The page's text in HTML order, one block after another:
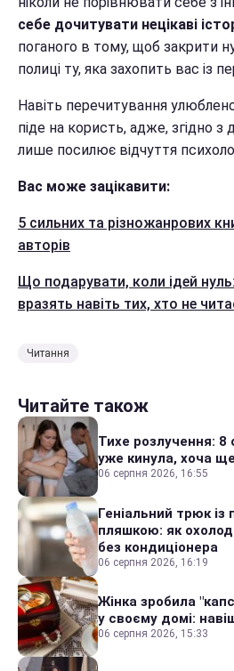
себе дочитувати нецікаві
поганого в тому, щоб закрити
полиці ту, яка захопить вас із
Навіть перечитування
піде на користь, адже, згідно
лише посилює відчуття
Вас може зацікавити:
5 сильних та різножанрових
авторів
Що подарувати, коли ідей
вразять навіть тих, хто не
Читання
Читайте також
Тихе розлучення:
уже кинула, хоча
06 серпня 2026, 16:55
Геніальний трюк
пляшкою: як
без кондиціонера
06 серпня 2026, 16:19
Жінка зробила
у своєму домі:
06 серпня 2026, 15:33